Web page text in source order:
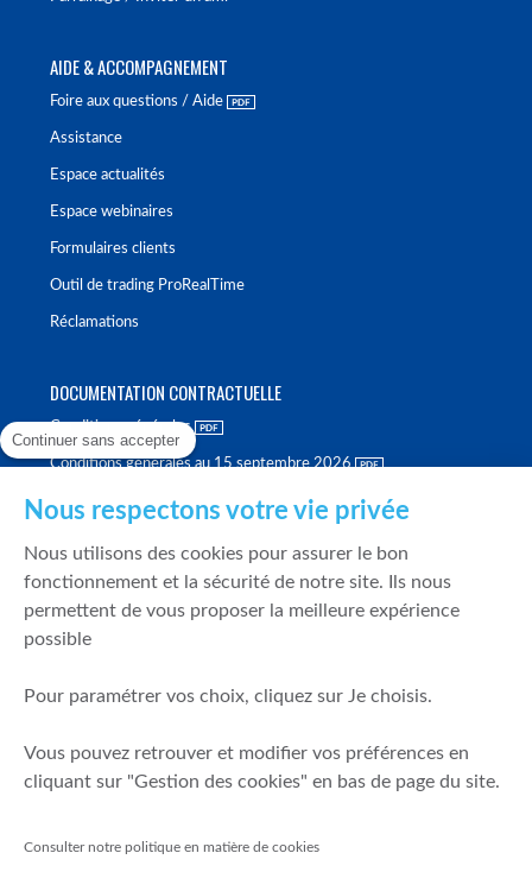
AIDE & ACCOMPAGNEMENT
Foire aux questions / Aide
Assistance
Espace actualités
Espace webinaires
Formulaires clients
Outil de trading ProRealTime
Réclamations
DOCUMENTATION CONTRACTUELLE
Conditions générales
Conditions générales au 15 septembre 2026
Politique de meilleure sélection
Politique de durabilité
Fonds de garantie des dépôts et de résolution
Mentions légales
Prévention de la fraude
Continuer sans accepter
Nous respectons votre vie privée
Nous utilisons des cookies pour assurer le bon
fonctionnement et la sécurité de notre site. Ils nous
permettent de vous proposer la meilleure expérience
possible
Pour paramétrer vos choix, cliquez sur Je choisis.
Vous pouvez retrouver et modifier vos préférences en
cliquant sur "Gestion des cookies" en bas de page du site.
Consulter notre politique en matière de cookies